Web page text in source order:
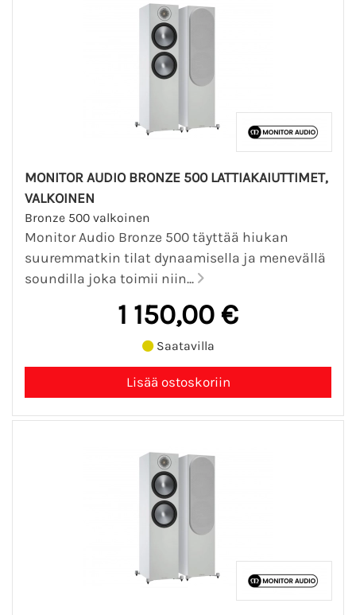
MONITOR AUDIO BRONZE 500 LATTIAKAIUTTIMET,
VALKOINEN
Bronze 500 valkoinen
Monitor Audio Bronze 500 täyttää hiukan
suuremmatkin tilat dynaamisella ja menevällä
soundilla joka toimii niin...
1 150,00 €
Saatavilla